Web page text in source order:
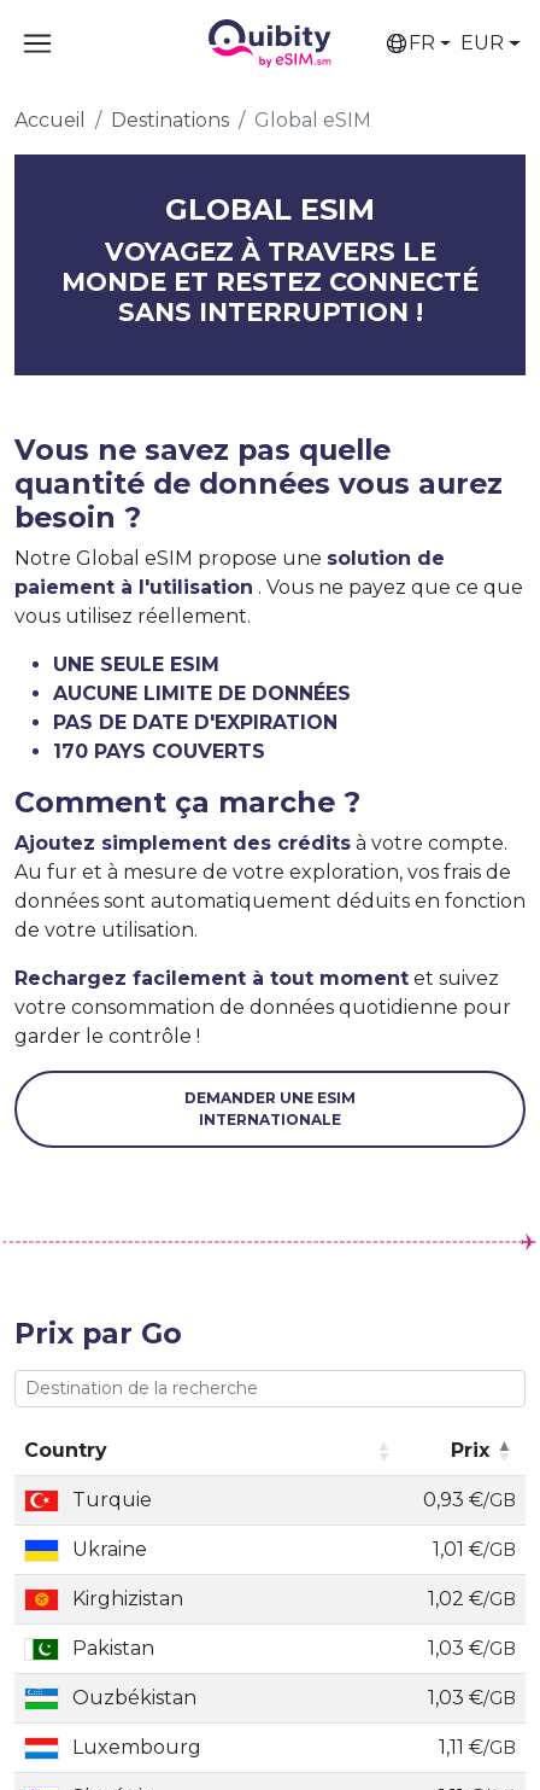
FR EUR
Accueil Destinations Global eSIM
GLOBAL ESIM
VOYAGEZ À TRAVERS LE
MONDE ET RESTEZ CONNECTÉ
SANS INTERRUPTION !
Vous ne savez pas quelle
quantité de données vous aurez
besoin ?
Notre Global eSIM propose une solution de
paiement à l'utilisation . Vous ne payez que ce que
vous utilisez réellement.
UNE SEULE ESIM
AUCUNE LIMITE DE DONNÉES
PAS DE DATE D'EXPIRATION
170 PAYS COUVERTS
Comment ça marche ?
Ajoutez simplement des crédits à votre compte.
Au fur et à mesure de votre exploration, vos frais de
données sont automatiquement déduits en fonction
de votre utilisation.
Rechargez facilement à tout moment et suivez
votre consommation de données quotidienne pour
garder le contrôle !
DEMANDER UNE ESIM
INTERNATIONALE
Prix par Go
Country
Prix
Country
Prix
Turquie 0,93 €/GB
Ukraine 1,01 €/GB
Kirghizistan 1,02 €/GB
Pakistan 1,03 €/GB
Ouzbékistan 1,03 €/GB
Luxembourg 1,11 €/GB